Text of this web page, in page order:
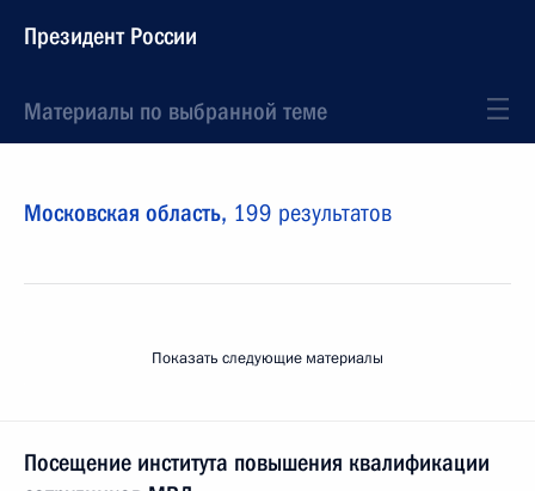
Президент России
Материалы по выбранной теме
Московская область, 199 результатов
Показать следующие материалы
Посещение института повышения квалификации